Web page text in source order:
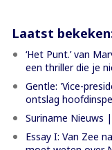
Laatst
‘Het Punt.’ van
een thriller die je
Gentle: 'Vice-
ontslag
Suriname Nieuws
Essay I: Van Zee